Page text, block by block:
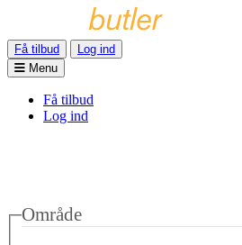
Få tilbud
Log ind
Menu
Få tilbud
Log ind
Område